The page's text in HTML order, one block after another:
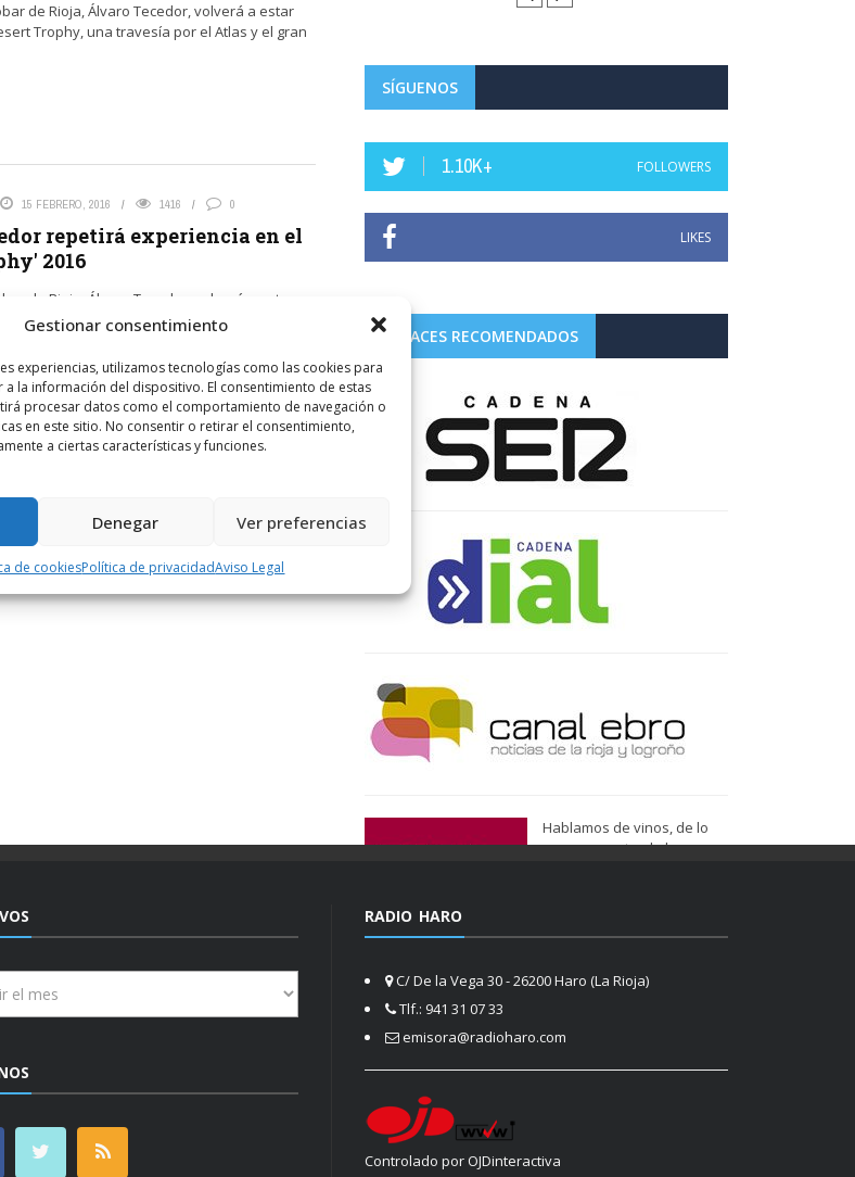
Gestionar consentimiento
experiencias, utilizamos tecnologías como las cookies para
a la información del dispositivo. El consentimiento de estas
procesar datos como el comportamiento de navegación o
en este sitio. No consentir o retirar el consentimiento,
a ciertas características y funciones.
Denegar Ver preferencias
de cookiesPolítica de privacidadAviso Legal
de Rioja, Álvaro Tecedor, volverá a estar
Trophy, una travesía por el Atlas y el gran
15 FEBRERO, 2016 1416 0
repetirá experiencia en el
2016
de Rioja, Álvaro Tecedor, volverá a estar
Trophy, una travesía por el Atlas y el gran
SÍGUENOS
1.10K+ FOLLOWERS
LIKES
ENLACES RECOMENDADOS
Hablamos de vinos, de lo
que nos gusta, de lo que
RADIO HARO
C/ De la Vega 30 - 26200 Haro (La Rioja)
Tlf.: 941 31 07 33
emisora@radioharo.com
Controlado por OJDinteractiva